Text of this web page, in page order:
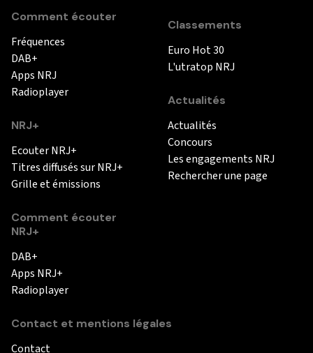
Comment écouter
Fréquences
DAB+
Apps NRJ
Radioplayer
NRJ+
Ecouter NRJ+
Titres diffusés sur NRJ+
Grille et émissions
Comment écouter
NRJ+
DAB+
Apps NRJ+
Radioplayer
Classements
Euro Hot 30
L'utratop NRJ
Actualités
Actualités
Concours
Les engagements NRJ
Rechercher une page
Contact et mentions légales
Contact